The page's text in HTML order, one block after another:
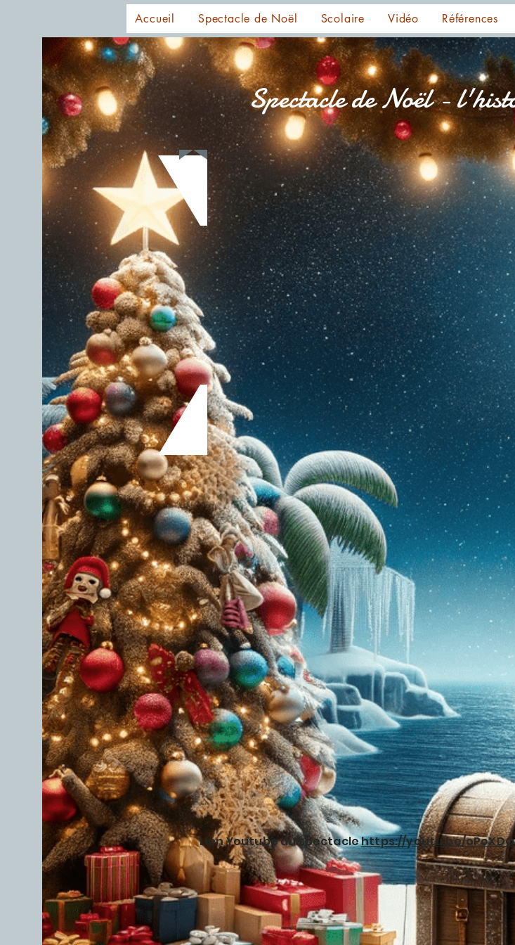
Accueil Spectacle de Noël Scolaire Vidéo Références
Spectacle de Noël -
Lien Youtube du spectaclehttps://youtu.be/